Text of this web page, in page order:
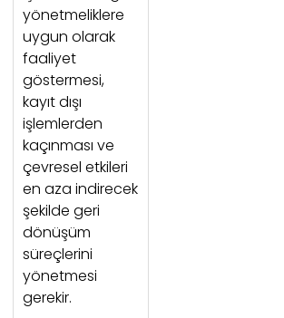
yönetmeliklere
uygun olarak
faaliyet
göstermesi,
kayıt dışı
işlemlerden
kaçınması ve
çevresel etkileri
en aza indirecek
şekilde geri
dönüşüm
süreçlerini
yönetmesi
gerekir.